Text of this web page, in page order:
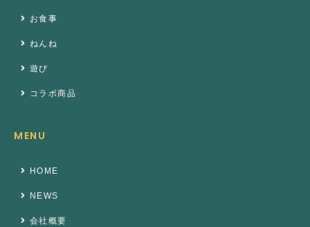
お食事
ねんね
遊び
コラボ商品
MENU
HOME
NEWS
会社概要